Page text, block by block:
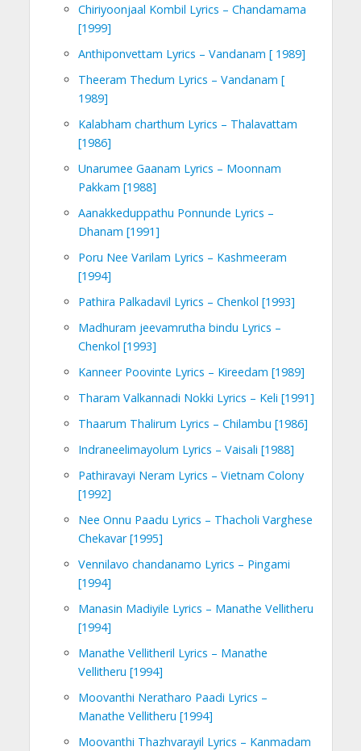
Chiriyoonjaal Kombil Lyrics – Chandamama
[1999]
Anthiponvettam Lyrics – Vandanam [ 1989]
Theeram Thedum Lyrics – Vandanam [
1989]
Kalabham charthum Lyrics – Thalavattam
[1986]
Unarumee Gaanam Lyrics – Moonnam
Pakkam [1988]
Aanakkeduppathu Ponnunde Lyrics –
Dhanam [1991]
Poru Nee Varilam Lyrics – Kashmeeram
[1994]
Pathira Palkadavil Lyrics – Chenkol [1993]
Madhuram jeevamrutha bindu Lyrics –
Chenkol [1993]
Kanneer Poovinte Lyrics – Kireedam [1989]
Tharam Valkannadi Nokki Lyrics – Keli [1991]
Thaarum Thalirum Lyrics – Chilambu [1986]
Indraneelimayolum Lyrics – Vaisali [1988]
Pathiravayi Neram Lyrics – Vietnam Colony
[1992]
Nee Onnu Paadu Lyrics – Thacholi Varghese
Chekavar [1995]
Vennilavo chandanamo Lyrics – Pingami
[1994]
Manasin Madiyile Lyrics – Manathe Vellitheru
[1994]
Manathe Vellitheril Lyrics – Manathe
Vellitheru [1994]
Moovanthi Neratharo Paadi Lyrics –
Manathe Vellitheru [1994]
Moovanthi Thazhvarayil Lyrics – Kanmadam